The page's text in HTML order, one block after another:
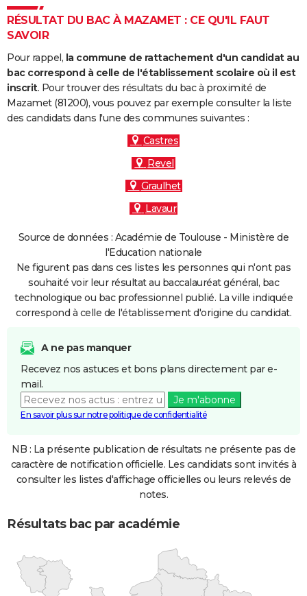
RÉSULTAT DU BAC À MAZAMET : CE QU'IL FAUT
SAVOIR
Pour rappel, la commune de rattachement d'un candidat au
bac correspond à celle de l'établissement scolaire où il est
inscrit. Pour trouver des résultats du bac à proximité de
Mazamet (81200), vous pouvez par exemple consulter la liste
des candidats dans l'une des communes suivantes :
Castres
Revel
Graulhet
Lavaur
Source de données : Académie de Toulouse - Ministère de
l'Education nationale
Ne figurent pas dans ces listes les personnes qui n'ont pas
souhaité voir leur résultat au baccalauréat général, bac
technologique ou bac professionnel publié. La ville indiquée
correspond à celle de l'établissement d'origine du candidat.
A ne pas manquer
Recevez nos astuces et bons plans directement par e-
mail.
Je m'abonne
En savoir plus sur notre politique de confidentialité
NB : La présente publication de résultats ne présente pas de
caractère de notification officielle. Les candidats sont invités à
consulter les listes d'affichage officielles ou leurs relevés de
notes.
Résultats bac par académie